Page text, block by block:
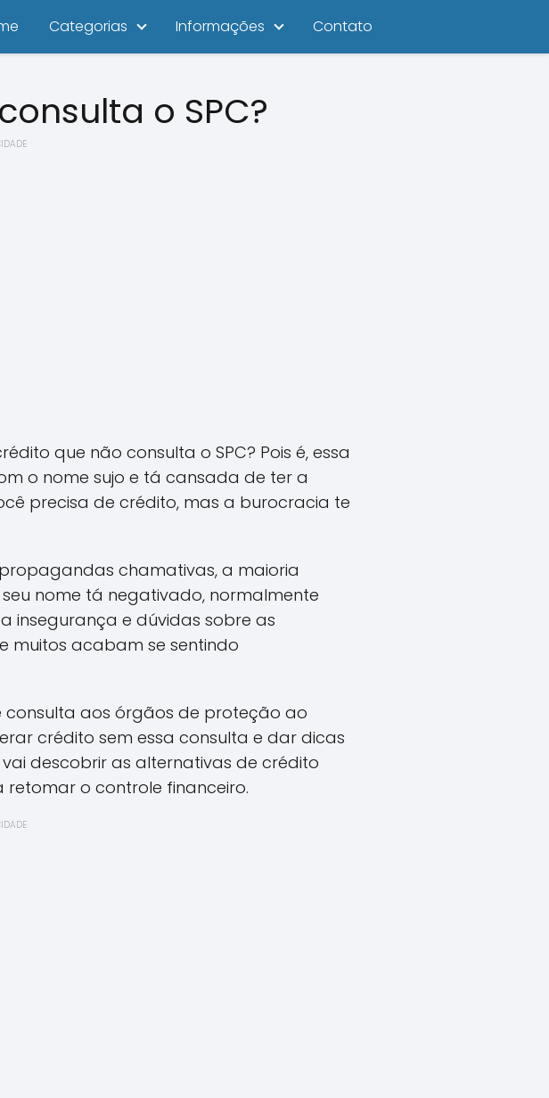
Categorias Informações Contato
o SPC?
que não consulta o SPC? Pois é, essa
o nome sujo e tá cansada de ter a
precisa de crédito, mas a burocracia te
chamativas, a maioria
nome tá negativado, normalmente
insegurança e dúvidas sobre as
muitos acabam se sentindo
consulta aos órgãos de proteção ao
crédito sem essa consulta e dar dicas
descobrir as alternativas de crédito
o controle financeiro.